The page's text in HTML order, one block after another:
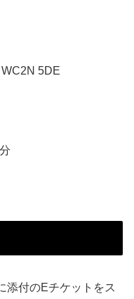
5DE
添付のEチケットをス